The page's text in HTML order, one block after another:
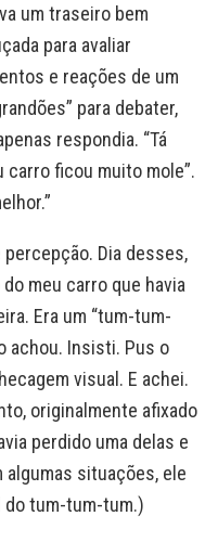
um traseiro bem
para avaliar
e reações de um
para debater,
respondia. “Tá
carro ficou muito mole”.
Dia desses,
meu carro que havia
Era um “tum-tum-
achou. Insisti. Pus o
visual. E achei.
originalmente afixado
perdido uma delas e
algumas situações, ele
do tum-tum-tum.)